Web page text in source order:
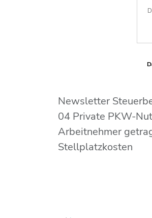
Newsletter
04 Private PKW-
Arbeitnehmer
Stellplatzkosten